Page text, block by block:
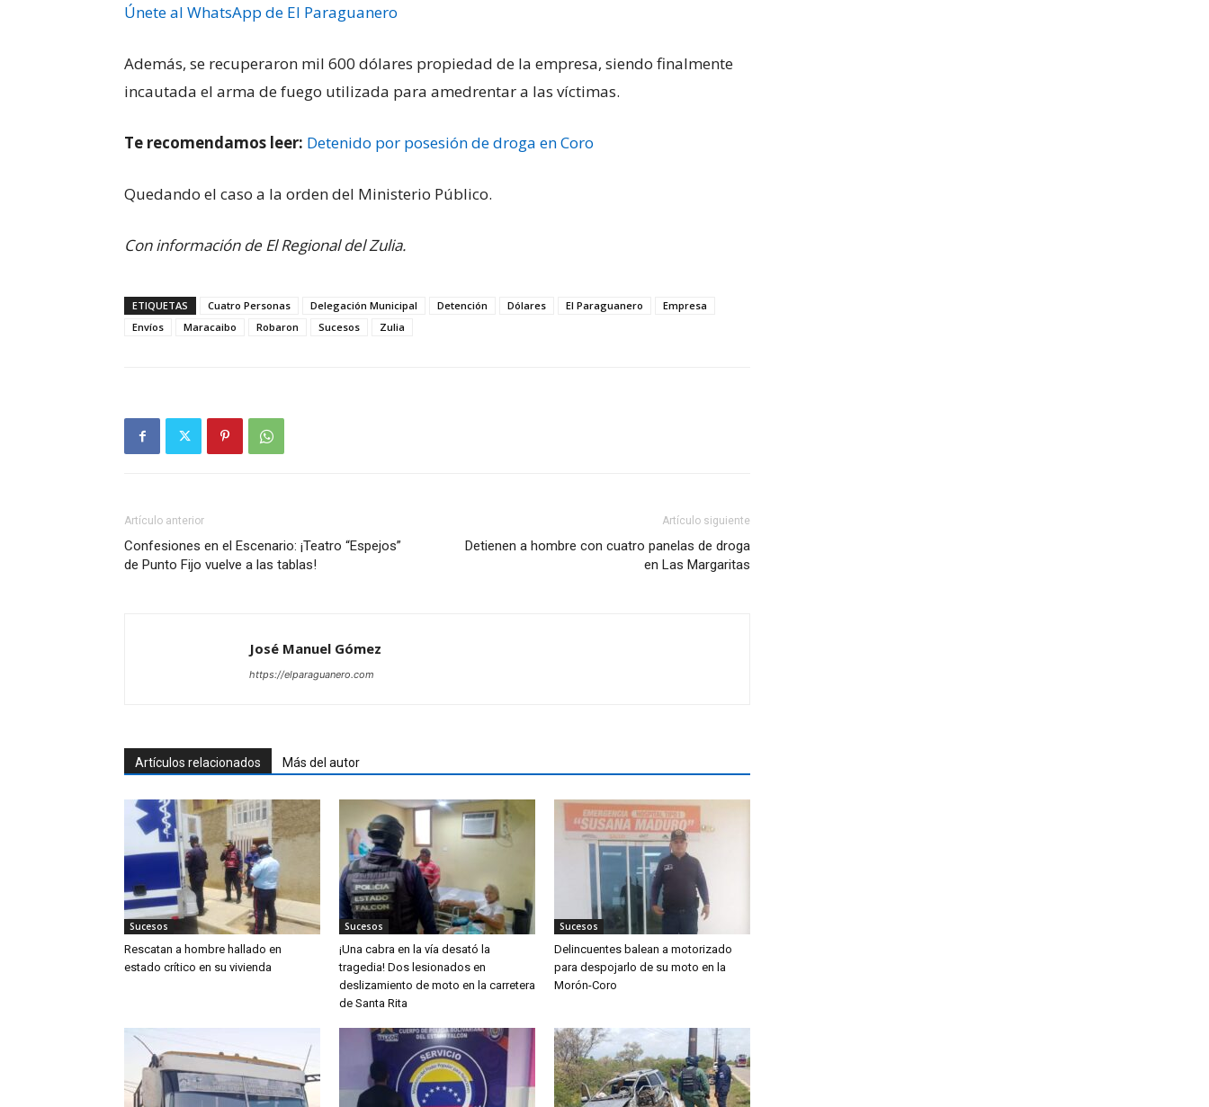
Únete al WhatsApp de El Paraguanero
Además, se recuperaron mil 600 dólares propiedad de la empresa, siendo finalmente
incautada el arma de fuego utilizada para amedrentar a las víctimas.
Te recomendamos leer: Detenido por posesión de droga en Coro
Quedando el caso a la orden del Ministerio Público.
Con información de El Regional del Zulia.
ETIQUETAS Cuatro Personas Delegación Municipal Detención Dólares El Paraguanero
Empresa
Envíos
Maracaibo Robaron Sucesos Zulia
Artículo anterior
Confesiones en el Escenario: ¡Teatro “Espejos”
de Punto Fijo vuelve a las tablas!
Artículo siguiente
Detienen a hombre con cuatro panelas de droga
en Las Margaritas
José Manuel Gómez
https://elparaguanero.com
Artículos relacionados Más del autor
Sucesos
Rescatan a hombre hallado en
estado crítico en su vivienda
Sucesos
¡Una cabra en la vía desató la
tragedia! Dos lesionados en
deslizamiento de moto en la carretera
de Santa Rita
Sucesos
Delincuentes balean a motorizado
para despojarlo de su moto en la
Morón-Coro